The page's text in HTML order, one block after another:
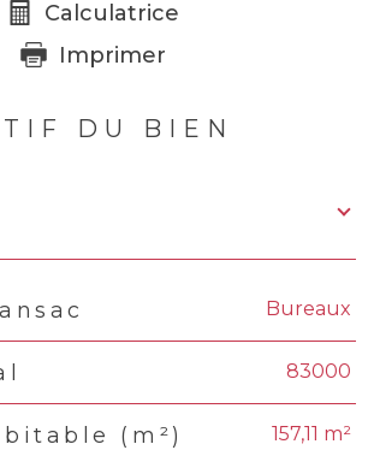
Calculatrice
Imprimer
DU BIEN
Bureaux
83000
(m²) 157,11 m²